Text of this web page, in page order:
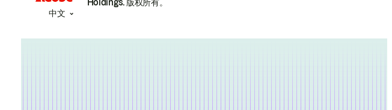
Holdings. 版权所有。
中文